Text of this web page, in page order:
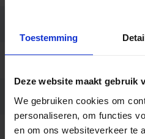
Toestemming
Deze website maakt gebruik
We gebruiken cookies om
personaliseren, om functies
en om ons websiteverkeer te
Garantie 3 jaar
Code LU11322